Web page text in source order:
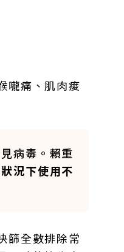
嚨痛、肌肉痠
病毒。賴重
況下使用不
篩全數排除常